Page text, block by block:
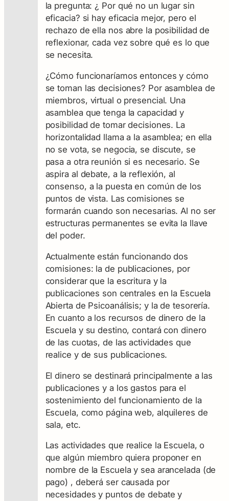
la pregunta: ¿ Por qué no un lugar sin
eficacia? si hay eficacia mejor, pero el
rechazo de ella nos abre la posibilidad de
reflexionar, cada vez sobre qué es lo que
se necesita.
¿Cómo funcionaríamos entonces y cómo
se toman las decisiones? Por asamblea de
miembros, virtual o presencial. Una
asamblea que tenga la capacidad y
posibilidad de tomar decisiones. La
horizontalidad llama a la asamblea; en ella
no se vota, se negocia, se discute, se
pasa a otra reunión si es necesario. Se
aspira al debate, a la reflexión, al
consenso, a la puesta en común de los
puntos de vista. Las comisiones se
formarán cuando son necesarias. Al no ser
estructuras permanentes se evita la llave
del poder.
Actualmente están funcionando dos
comisiones: la de publicaciones, por
considerar que la escritura y la
publicaciones son centrales en la Escuela
Abierta de Psicoanálisis; y la de tesorería.
En cuanto a los recursos de dinero de la
Escuela y su destino, contará con dinero
de las cuotas, de las actividades que
realice y de sus publicaciones.
El dinero se destinará principalmente a las
publicaciones y a los gastos para el
sostenimiento del funcionamiento de la
Escuela, como página web, alquileres de
sala, etc.
Las actividades que realice la Escuela, o
que algún miembro quiera proponer en
nombre de la Escuela y sea arancelada (de
pago) , deberá ser causada por
necesidades y puntos de debate y